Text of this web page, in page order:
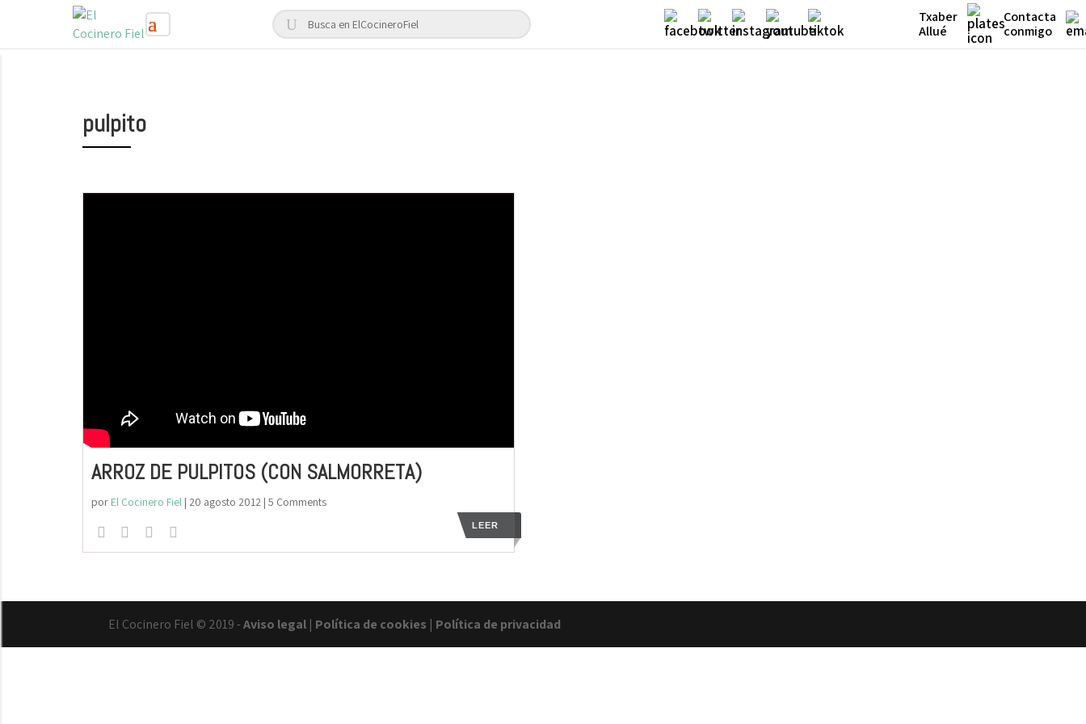
Txaber
Allué
Contacta
conmigo
pulpito
ARROZ DE PULPITOS (CON SALMORRETA)
por El Cocinero Fiel| 20 agosto 2012| 5 Comments
LEER
El Cocinero Fiel © 2019 -Aviso legal | Política de cookies | Política de privacidad